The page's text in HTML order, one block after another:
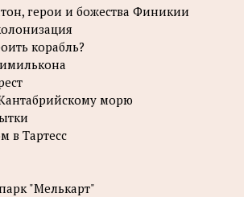
герои и божества Финикии
корабль?
морю
в Тартесс
"Мелькарт"